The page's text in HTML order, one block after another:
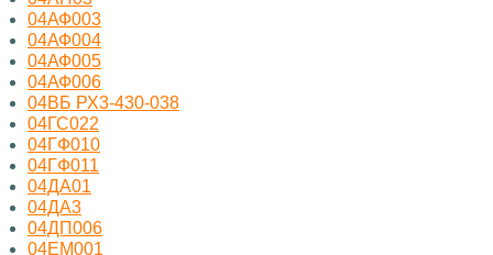
04АФ003
04АФ004
04АФ005
04АФ006
04ВБ РХ3-430-038
04ГС022
04ГФ010
04ГФ011
04ДА01
04ДА3
04ДП006
04ЕМ001